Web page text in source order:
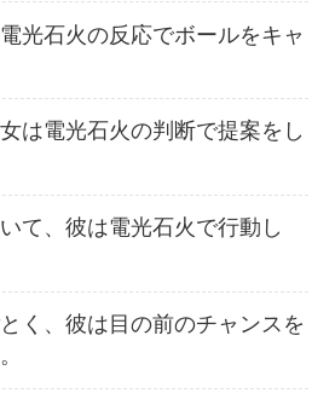
光石火の反応でボールをキャ
は電光石火の判断で提案をし
て、彼は電光石火で行動し
く、彼は目の前のチャンスを